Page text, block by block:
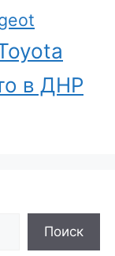
в ДНР
Поиск